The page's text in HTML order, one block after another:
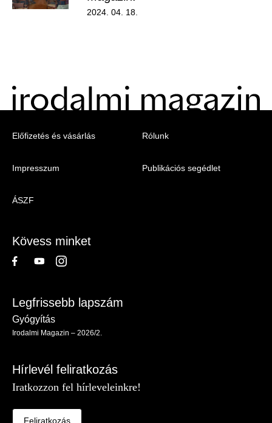
2024. 04. 18.
Menu
Irodalmi
Előfizetés és vásárlás
Impresszum
ÁSZF
Rólunk
Publikációs segédlet
Kövess minket
Legfrissebb lapszám
Gyógyítás
Irodalmi Magazin – 2026/2.
Hírlevél feliratkozás
Iratkozzon fel hírleveleinkre!
Feliratkozás